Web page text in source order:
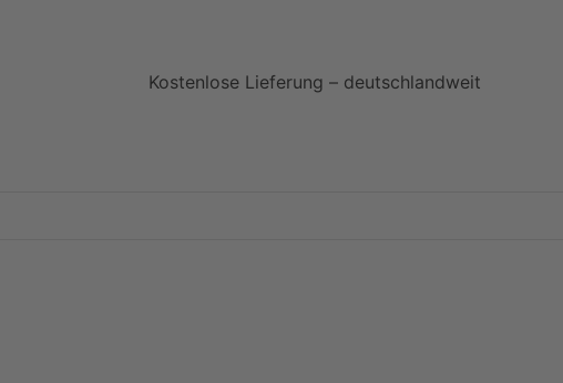
Kostenlose Lieferung – deutschlandweit